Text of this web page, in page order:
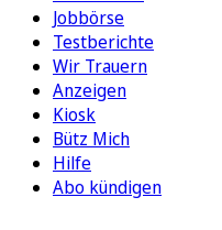
Jobbörse
Testberichte
Wir Trauern
Anzeigen
Kiosk
Bütz Mich
Hilfe
Abo kündigen